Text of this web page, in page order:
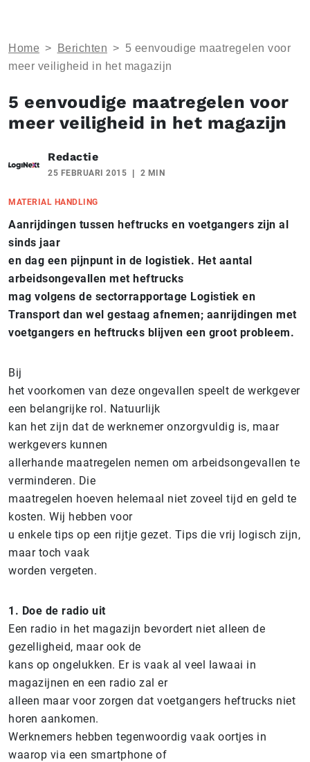
Home > Berichten > 5 eenvoudige maatregelen voor
meer veiligheid in het magazijn
5 eenvoudige maatregelen voor
meer veiligheid in het magazijn
Redactie
25 FEBRUARI 2015 2 MIN
MATERIAL HANDLING
Aanrijdingen tussen heftrucks en voetgangers zijn al
sinds jaar
en dag een pijnpunt in de logistiek. Het aantal
arbeidsongevallen met heftrucks
mag volgens de sectorrapportage Logistiek en
Transport dan wel gestaag afnemen; aanrijdingen met
voetgangers en heftrucks blijven een groot probleem.
Bij
het voorkomen van deze ongevallen speelt de werkgever
een belangrijke rol. Natuurlijk
kan het zijn dat de werknemer onzorgvuldig is, maar
werkgevers kunnen
allerhande maatregelen nemen om arbeidsongevallen te
verminderen. Die
maatregelen hoeven helemaal niet zoveel tijd en geld te
kosten. Wij hebben voor
u enkele tips op een rijtje gezet. Tips die vrij logisch zijn,
maar toch vaak
worden vergeten.
1. Doe de radio uit
Een radio in het magazijn bevordert niet alleen de
gezelligheid, maar ook de
kans op ongelukken. Er is vaak al veel lawaai in
magazijnen en een radio zal er
alleen maar voor zorgen dat voetgangers heftrucks niet
horen aankomen.
Werknemers hebben tegenwoordig vaak oortjes in
waarop via een smartphone of